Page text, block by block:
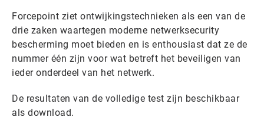
Forcepoint ziet ontwijkingstechnieken als een van de
drie zaken waartegen moderne netwerksecurity
bescherming moet bieden en is enthousiast dat ze de
nummer één zijn voor wat betreft het beveiligen van
ieder onderdeel van het netwerk.
De resultaten van de volledige test zijn beschikbaar
als download.